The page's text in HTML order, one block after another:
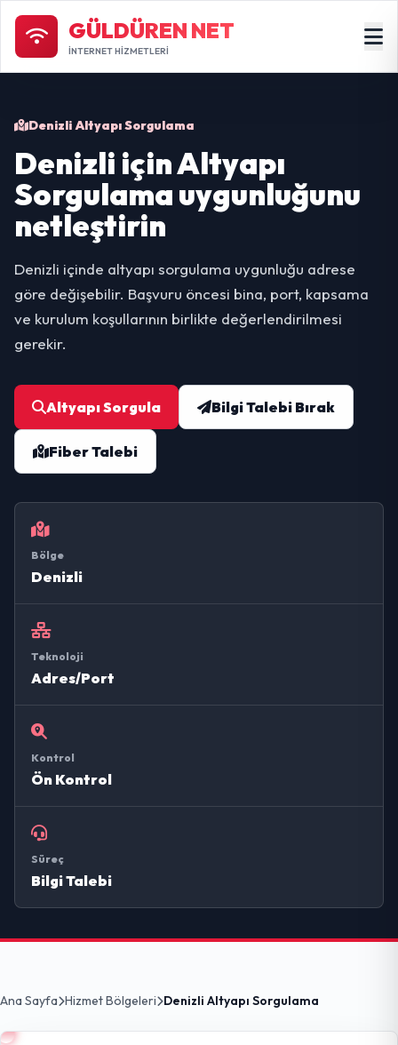
GÜLDÜREN NET
İNTERNET HİZMETLERİ
Denizli Altyapı Sorgulama
Denizli için Altyapı
Sorgulama uygunluğunu
netleştirin
Denizli içinde altyapı sorgulama uygunluğu adrese
göre değişebilir. Başvuru öncesi bina, port, kapsama
ve kurulum koşullarının birlikte değerlendirilmesi
gerekir.
Altyapı Sorgula Bilgi Talebi Bırak
Fiber Talebi
Bölge
Denizli
Teknoloji
Adres/Port
Kontrol
Ön Kontrol
Süreç
Bilgi Talebi
Ana Sayfa Hizmet Bölgeleri Denizli Altyapı Sorgulama